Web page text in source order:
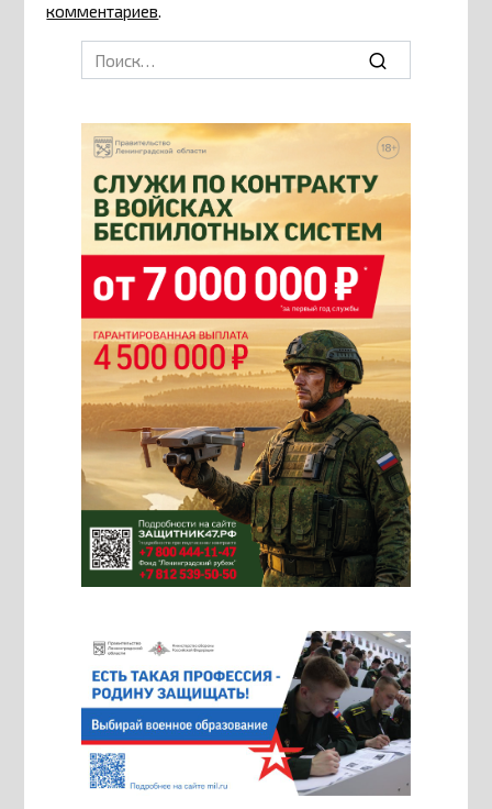
комментариев.
Search
for: